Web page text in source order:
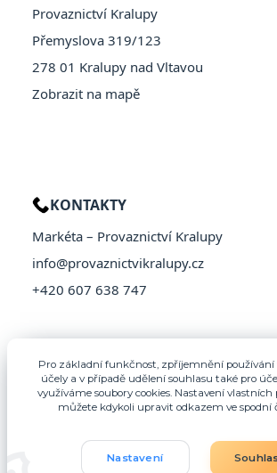
Provaznictví Kralupy
Přemyslova 319/123
278 01 Kralupy nad Vltavou
Zobrazit na mapě
KONTAKTY
Markéta – Provaznictví Kralupy
info@provaznictvikralupy.cz
+420 607 638 747
© 2026 Provaznictví Kralupy – Všechna
Pro základní funkčnost, zpříjemnění používání
účely a v případě udělení souhlasu také pro
využíváme soubory cookies. Nastavení vlastních
můžete kdykoli upravit odkazem ve spodní
Nastavení